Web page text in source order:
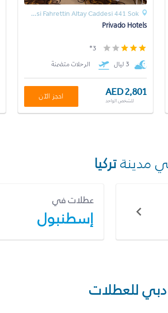
Balbey Mahallesi Fahrettin Altay Caddesi 441 Sok.
Privado Hotels
3*
3 ليال
الرحلات متضمنة
AED 2,801
للشخص الواحد احجز الآن
مدينةتركيا
عطلات في
إسطنبول
للعطلات